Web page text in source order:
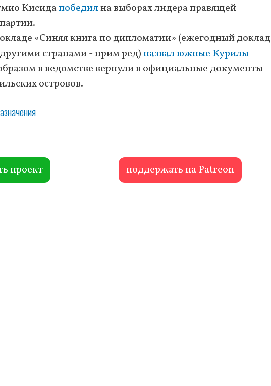
Кисидапобедилна выборах лидера правящей
«Синяя книга по дипломатии» (ежегодный доклад
странами - прим ред)назвал южные Курилы
в ведомстве вернули в официальные документы
островов.
проект поддержать на Patreon